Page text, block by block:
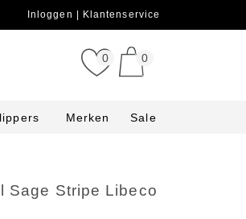
Inloggen Klantenservice
0 0
Merken Sale
Sage Stripe Libeco